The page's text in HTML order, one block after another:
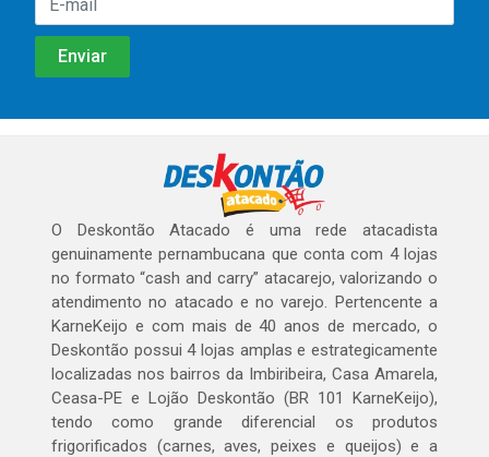
O Deskontão Atacado é uma rede atacadista
genuinamente pernambucana que conta com 4 lojas
no formato “cash and carry” atacarejo, valorizando o
atendimento no atacado e no varejo. Pertencente a
KarneKeijo e com mais de 40 anos de mercado, o
Deskontão possui 4 lojas amplas e estrategicamente
localizadas nos bairros da Imbiribeira, Casa Amarela,
Ceasa-PE e Lojão Deskontão (BR 101 KarneKeijo),
tendo como grande diferencial os produtos
frigorificados (carnes, aves, peixes e queijos) e a